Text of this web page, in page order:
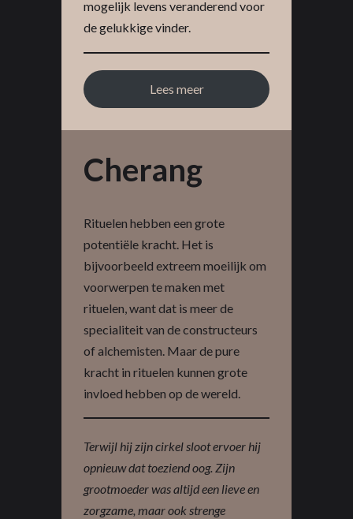
mogelijk levens veranderend voor
de gelukkige vinder.
Lees meer
Cherang
Rituelen hebben een grote
potentiële kracht. Het is
bijvoorbeeld extreem moeilijk om
voorwerpen te maken met
rituelen, want dat is meer de
specialiteit van de constructeurs
of alchemisten. Maar de pure
kracht in rituelen kunnen grote
invloed hebben op de wereld.
Terwijl hij zijn cirkel sloot ervoer hij
opnieuw dat toeziend oog. Zijn
grootmoeder was altijd een lieve en
zorgzame, maar ook strenge